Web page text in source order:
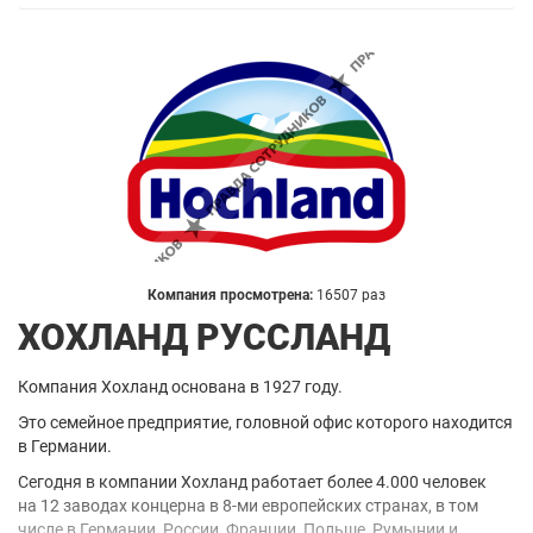
Компания просмотрена: 16507 раз
ХОХЛАНД РУССЛАНД
Компания Хохланд основана в 1927 году.
Это семейное предприятие, головной офис которого находится
в Германии.
Сегодня в компании Хохланд работает более 4.000 человек
на 12 заводах концерна в 8-ми европейских странах, в том